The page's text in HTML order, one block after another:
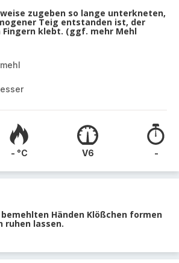
zugeben so lange unterkneten,
Teig entstanden ist, der
Fingern klebt. (ggf. mehr Mehl
- °C V6 -
Händen Klößchen formen
ruhen lassen.